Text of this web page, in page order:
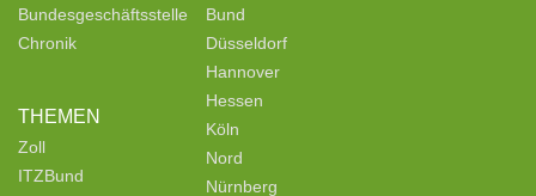
Bundesgeschäftsstelle
Chronik
THEMEN
Zoll
ITZBund
Bund
Düsseldorf
Hannover
Hessen
Köln
Nord
Nürnberg